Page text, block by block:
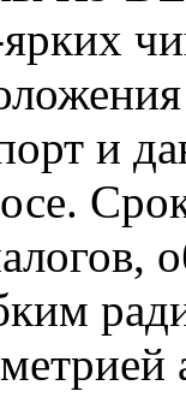
и